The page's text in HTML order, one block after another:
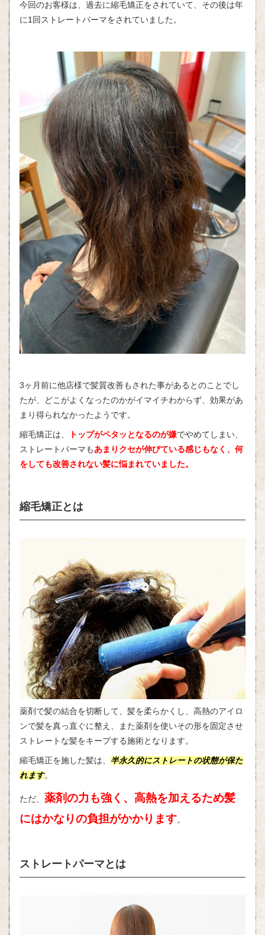
今回のお客様は、過去に縮毛矯正をされていて、その後は年
に1回ストレートパーマをされていました。
3ヶ月前に他店様で髪質改善もされた事があるとのことでし
たが、どこがよくなったのかがイマイチわからず、効果があ
まり得られなかったようです。
縮毛矯正は、 トップがペタッとなるのが嫌でやめてしまい、
ストレートパーマもあまりクセが伸びている感じもなく、何
をしても改善されない髪に悩まれていました。
縮毛矯正とは
薬剤で髪の結合を切断して、髪を柔らかくし、高熱のアイロ
ンで髪を真っ直ぐに整え、また薬剤を使いその形を固定させ
ストレートな髪をキープする施術となります。
縮毛矯正を施した髪は、 半永久的にストレートの状態が保た
れます。
ただ、 薬剤の力も強く、高熱を加えるため髪
にはかなりの負担がかかります。
ストレートパーマとは